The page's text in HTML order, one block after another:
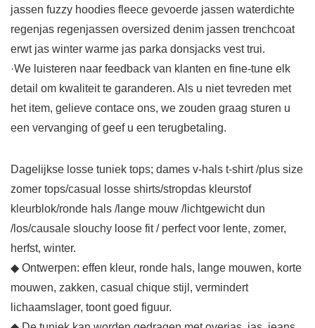
jassen fuzzy hoodies fleece gevoerde jassen waterdichte
regenjas regenjassen oversized denim jassen trenchcoat
erwt jas winter warme jas parka donsjacks vest trui.
·We luisteren naar feedback van klanten en fine-tune elk
detail om kwaliteit te garanderen. Als u niet tevreden met
het item, gelieve contace ons, we zouden graag sturen u
een vervanging of geef u een terugbetaling.
Dagelijkse losse tuniek tops; dames v-hals t-shirt /plus size
zomer tops/casual losse shirts/stropdas kleurstof
kleurblok/ronde hals /lange mouw /lichtgewicht dun
/los/causale slouchy loose fit / perfect voor lente, zomer,
herfst, winter.
◆ Ontwerpen: effen kleur, ronde hals, lange mouwen, korte
mouwen, zakken, casual chique stijl, vermindert
lichaamslager, toont goed figuur.